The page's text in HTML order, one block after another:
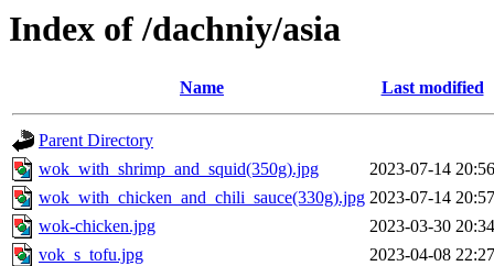
Index of /dachniy/asia
Name Last modified
Parent Directory
wok_with_shrimp_and_squid(350g).jpg
2023-07-14 20:56
wok_with_chicken_and_chili_sauce(330g).jpg 2023-07-14 20:57
wok-chicken.jpg
2023-03-30 20:34
vok_s_tofu.jpg
2023-04-08 22:27